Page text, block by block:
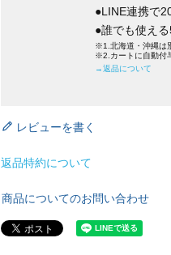
●LINE連携で
●誰でも使え
※1.北海道・沖縄は
※2.カートに自動付
→返品について
レビューを書く
返品特約について
商品についてのお問い合わせ